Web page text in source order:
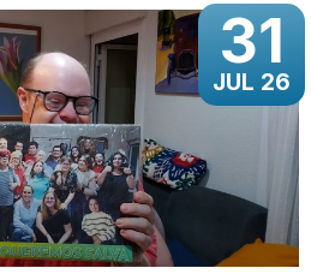
31
JUL 26